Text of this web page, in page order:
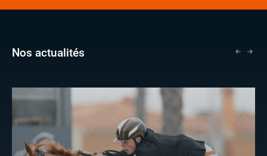
Nos actualités